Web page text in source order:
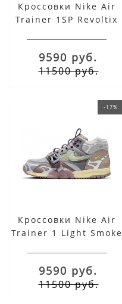
Кроссовки Nike Air
Trainer 1SP Revoltix
9590 руб.
11500 руб.
-17%
Кроссовки Nike Air
Trainer 1 Light Smoke
9590 руб.
11500 руб.